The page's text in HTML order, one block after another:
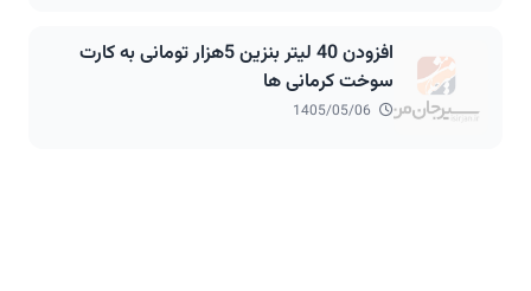
افزودن 40 لیتر بنزین 5هزار تومانی به کارت
سوخت کرمانی ها